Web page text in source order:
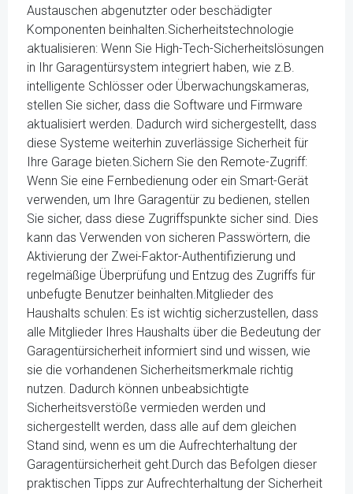
Austauschen abgenutzter oder beschädigter
Komponenten beinhalten.Sicherheitstechnologie
aktualisieren: Wenn Sie High-Tech-Sicherheitslösungen
in Ihr Garagentürsystem integriert haben, wie z.B.
intelligente Schlösser oder Überwachungskameras,
stellen Sie sicher, dass die Software und Firmware
aktualisiert werden. Dadurch wird sichergestellt, dass
diese Systeme weiterhin zuverlässige Sicherheit für
Ihre Garage bieten.Sichern Sie den Remote-Zugriff:
Wenn Sie eine Fernbedienung oder ein Smart-Gerät
verwenden, um Ihre Garagentür zu bedienen, stellen
Sie sicher, dass diese Zugriffspunkte sicher sind. Dies
kann das Verwenden von sicheren Passwörtern, die
Aktivierung der Zwei-Faktor-Authentifizierung und
regelmäßige Überprüfung und Entzug des Zugriffs für
unbefugte Benutzer beinhalten.Mitglieder des
Haushalts schulen: Es ist wichtig sicherzustellen, dass
alle Mitglieder Ihres Haushalts über die Bedeutung der
Garagentürsicherheit informiert sind und wissen, wie
sie die vorhandenen Sicherheitsmerkmale richtig
nutzen. Dadurch können unbeabsichtigte
Sicherheitsverstöße vermieden werden und
sichergestellt werden, dass alle auf dem gleichen
Stand sind, wenn es um die Aufrechterhaltung der
Garagentürsicherheit geht.Durch das Befolgen dieser
praktischen Tipps zur Aufrechterhaltung der Sicherheit